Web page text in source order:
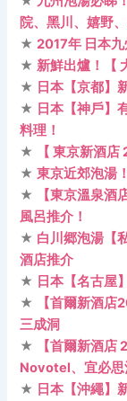
院、黑川、嬉野
★2017年 日本
★新鮮出爐！【
★ 日本【京都】
★ 日本【神戶】
料理！
★
【 東京新酒
★東京近郊泡湯
★
【東京溫泉
風呂推介！
★ 白川郷泡湯【
酒店推介
★ 日本【名古屋
★
【首爾新酒店
三成洞
★
【首爾新酒
Novotel、宜必思
★ 日本【沖繩】